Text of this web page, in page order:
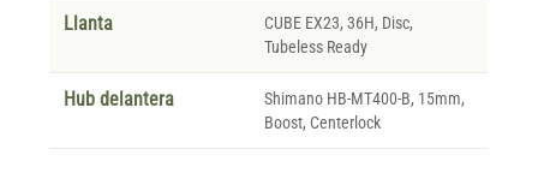
Llanta
CUBE EX23, 36H, Disc,
Tubeless Ready
Hub delantera
Shimano HB-MT400-B, 15mm,
Boost, Centerlock